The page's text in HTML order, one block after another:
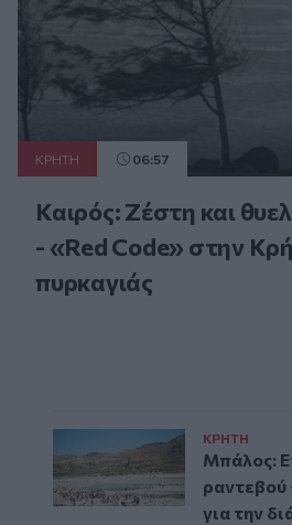
ΚΡΗΤΗ 06:57
Καιρός: Ζέστη και
- «Red Code» στην
πυρκαγιάς
ΚΡΗΤΗ
Μπάλος:
ραντεβού
για την